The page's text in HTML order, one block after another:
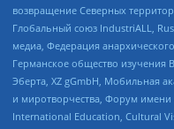
возвращение Северных
Глобальный союз IndustriALL,
медиа, Федерация
Германское общество
Эберта, XZ gGmbH, Мобильная
и миротворчества, Форум
International Education, Cultural